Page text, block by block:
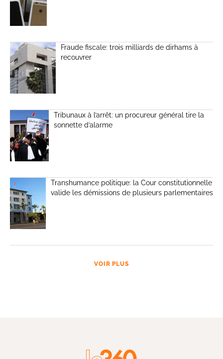
Fraude fiscale: trois milliards de dirhams à
recouvrer
Tribunaux à l’arrêt: un procureur général tire la
sonnette d’alarme
Transhumance politique: la Cour constitutionnelle
valide les démissions de plusieurs parlementaires
VOIR PLUS